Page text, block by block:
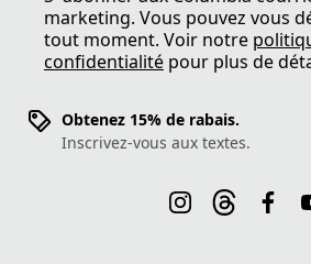
marketing. Vous pouvez vous
tout moment. Voir notre
confidentialité pour plus de
Obtenez 15% de rabais.
Inscrivez-vous aux textes.